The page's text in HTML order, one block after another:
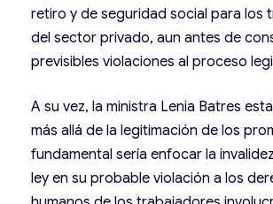
retiro y de seguridad social para los
del sector privado, aun antes de
previsibles violaciones al proceso
A su vez, la ministra Lenia Batres
más allá de la legitimación de los
fundamental sería enfocar la
ley en su probable violación a los